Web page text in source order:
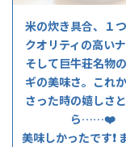
米の炊き具合、１
クオリティの高いナ
そして巨牛荘名物
ギの美味さ。これ
さった時の嬉しさ
ら……❤️
美味しかったです❗️